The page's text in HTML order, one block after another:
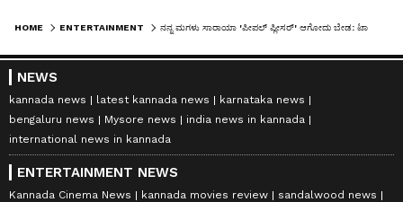
HOME ENTERTAINMENT
NEWS
kannada news latest kannada news
karnataka news
bengaluru news
Mysore news
india news in kannada
international news in kannada
ENTERTAINMENT NEWS
Kannada Cinema News kannada movies review
sandalwood news